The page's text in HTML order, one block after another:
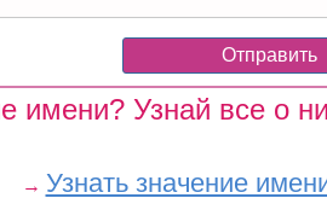
имени? Узнай все о
→ Узнать значение